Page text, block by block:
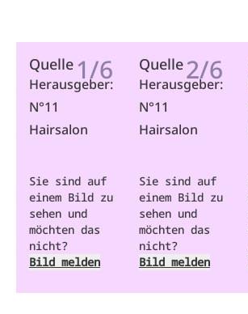
1/6
Quelle
Herausgeber:
N°11
Hairsalon
Sie sind auf
einem Bild zu
sehen und
möchten das
nicht?
Bild melden
2/6
Quelle
Herausgeber:
N°11
Hairsalon
Sie sind auf
einem Bild zu
sehen und
möchten das
nicht?
Bild melden